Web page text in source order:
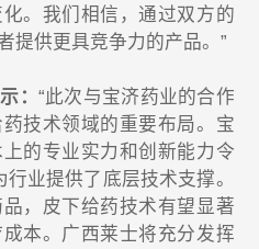
。我们相信，通过双方的
提供更具竞争力的产品。”
： “此次与宝济药业的合作
技术领域的重要布局。宝
的专业实力和创新能力令
行业提供了底层技术支撑。
，皮下给药技术有望显著
本。广西莱士将充分发挥